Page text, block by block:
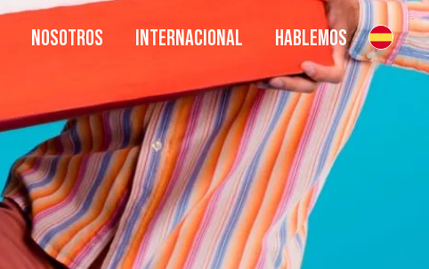
NOSOTROS INTERNACIONAL HABLEMOS